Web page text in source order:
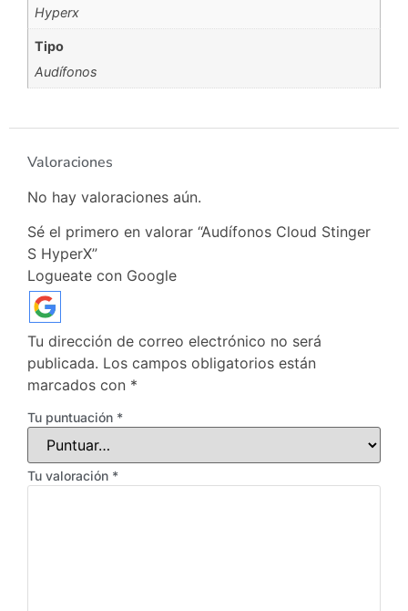
Hyperx
Tipo
Audífonos
Valoraciones
No hay valoraciones aún.
Sé el primero en valorar “Audífonos Cloud Stinger
S HyperX”
Logueate con Google
Tu dirección de correo electrónico no será
publicada. Los campos obligatorios están
marcados con *
Tu puntuación *
Tu valoración *